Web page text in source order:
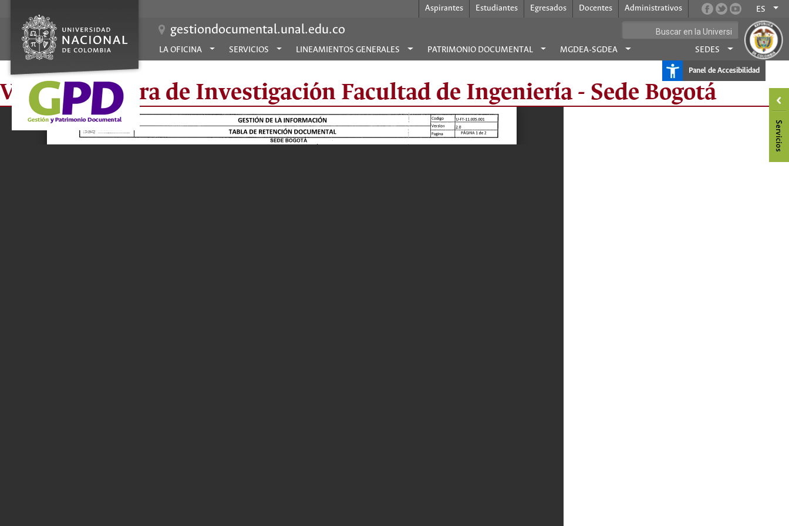
Aspirantes Estudiantes Egresados Docentes Administrativos ES
gestiondocumental.unal.edu.co
LA OFICINA SERVICIOS LINEAMIENTOS GENERALES PATRIMONIO DOCUMENTAL MGDEA-SGDEA SEDES
Panel de Accesibilidad
Vicedecanatura de Investigación Facultad de Ingeniería - Sede Bogotá